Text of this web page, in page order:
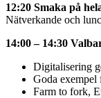
12:20 Smaka på
Nätverkande och
14:00 – 14:30
Digitalisering
Goda
Farm to fork,